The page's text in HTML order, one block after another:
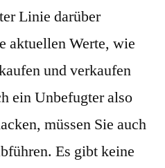
Linie darüber
aktuellen Werte, wie
und verkaufen
ein Unbefugter also
müssen Sie auch
Es gibt keine